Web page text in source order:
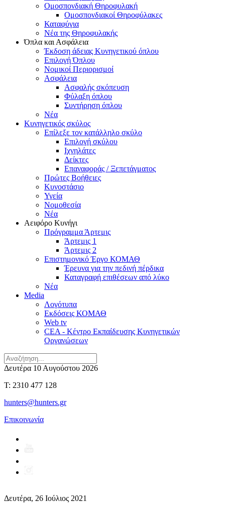
Ομοσπονδιακή Θηροφυλακή
Oμοσπονδιακοί Θηροφύλακες
Καταφύγια
Νέα της Θηροφυλακής
Όπλα και Ασφάλεια
Έκδοση άδειας Κυνηγετικού όπλου
Επιλογή Όπλου
Νομικοί Περιορισμοί
Ασφάλεια
Ασφαλής σκόπευση
Φύλαξη όπλου
Συντήρηση όπλου
Νέα
Κυνηγετικός σκύλος
Επίλεξε τον κατάλληλο σκύλο
Επιλογή σκύλου
Ιχνηλάτες
Δείκτες
Επαναφοράς / Ξεπετάγματος
Πρώτες Βοήθειες
Κυνοστάσιο
Υγεία
Νομοθεσία
Νέα
Αειφόρο Κυνήγι
Πρόγραμμα Άρτεμις
Άρτεμις 1
Άρτεμις 2
Επιστημονικό Έργο ΚΟΜΑΘ
Έρευνα για την πεδινή πέρδικα
Καταγραφή επιθέσεων από λύκο
Νέα
Media
Λογότυπα
Εκδόσεις ΚΟΜΑΘ
Web tv
CEA - Κέντρο Εκπαίδευσης Κυνηγετικών
Οργανώσεων
Δευτέρα 10 Αυγούστου 2026
T: 2310 477 128
hunters@hunters.gr
Επικοινωνία
Δευτέρα, 26 Ιούλιος 2021